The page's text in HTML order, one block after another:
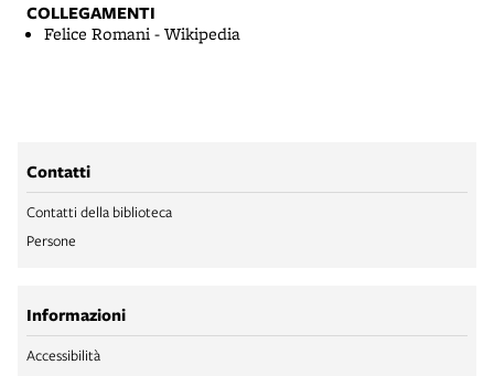
COLLEGAMENTI
Felice Romani - Wikipedia
Contatti
Contatti della biblioteca
Persone
Informazioni
Accessibilità